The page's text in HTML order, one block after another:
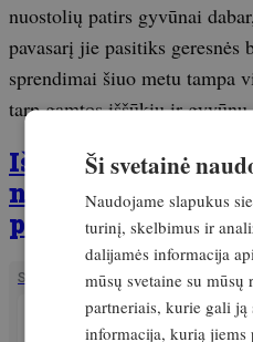
nuostolių patirs gyvūnai
pavasarį jie pasitiks
sprendimai šiuo metu tampa
tarp gamtos iššūkių ir
Išėjo naujausias
numeris, kurį
prenumeruoti.lt
SUSIJĘ STRAIPSNIAI
Aplinkos ministerija
Ši svetainė
Naudojame slapukus
turinį, skelbimus ir
dalijamės informacija
mūsų svetaine su mūsų
partneriais, kurie gali
informacija, kurią jiems